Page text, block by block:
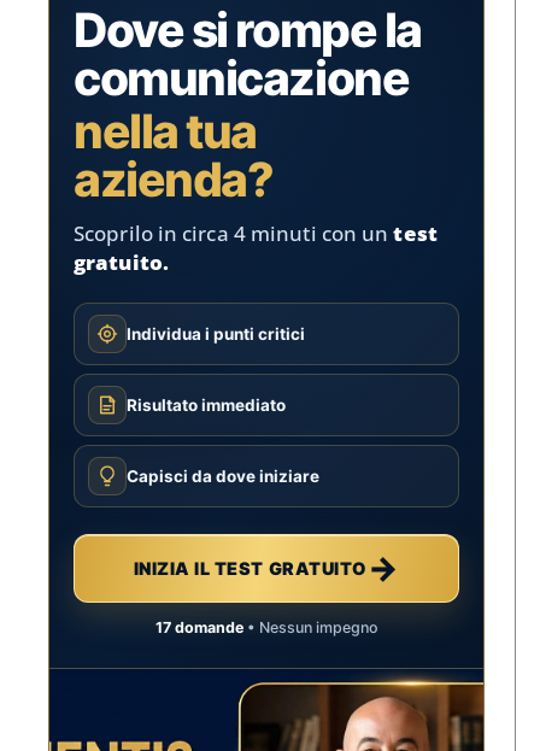
Dove si rompe la
comunicazione
nella tua
azienda?
Scoprilo in circa 4 minuti con untest
gratuito.
Individua i punti critici
Risultato immediato
Capisci da dove iniziare
INIZIA IL TEST GRATUITO →
17 domande• Nessun impegno